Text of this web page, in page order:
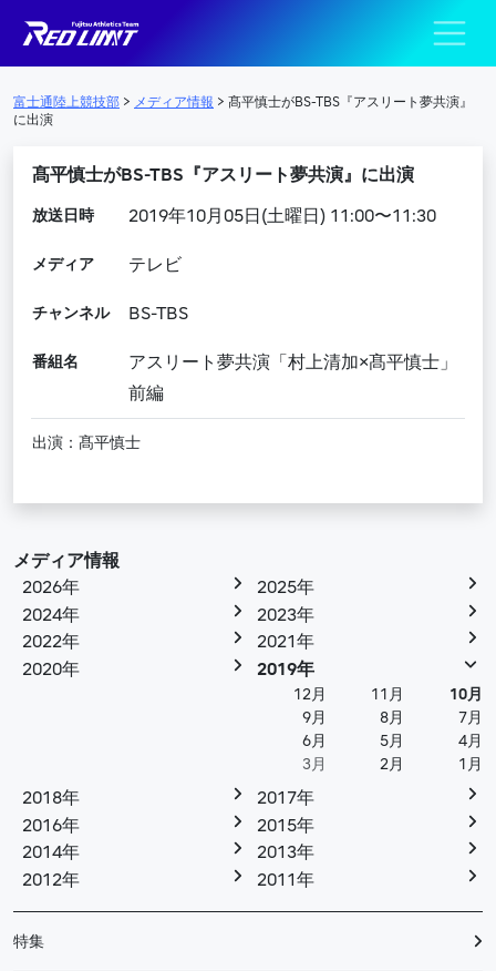
メインナビゲーション
陸上競技部 –
富士通陸上競技部 > メディア情報 > 髙平慎士がBS-TBS『アスリート夢共演』
に出演
髙平慎士がBS-TBS『アスリート夢共演』に出演
放送日時 2019年10月05日(土曜日) 11:00〜11:30
メディア テレビ
チャンネル BS-TBS
番組名
アスリート夢共演「村上清加×髙平慎士」
前編
出演：髙平慎士
メディア情報
2026年
2025年
2024年
2023年
2022年
2021年
2020年
2019年
12月 11月
10月
9月
8月
7月
6月
5月
4月
3月
2月 1月
2018年
2017年
2016年
2015年
2014年
2013年
2012年
2011年
特集